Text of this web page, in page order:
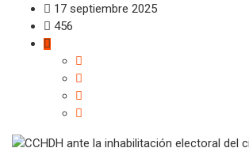
17 septiembre 2025
456